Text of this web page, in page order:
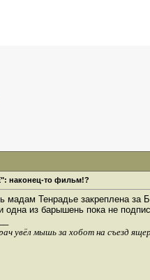
наконец-то фильм!?
мадам Тенрадье закреплена
одна из барышень пока не
увёл мышь за хобот на съезд